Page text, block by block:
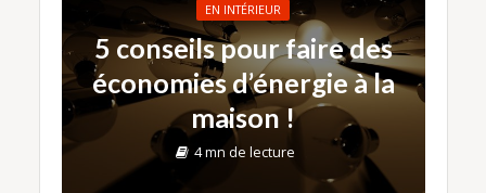
EN INTÉRIEUR
5 conseils pour faire des
économies d’énergie à la
maison !
4 mn de lecture